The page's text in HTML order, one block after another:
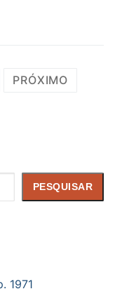
PRÓXIMO
PESQUISAR
1971